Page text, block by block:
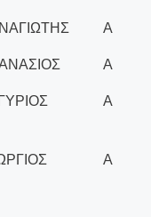
Α
Α
Α
Α